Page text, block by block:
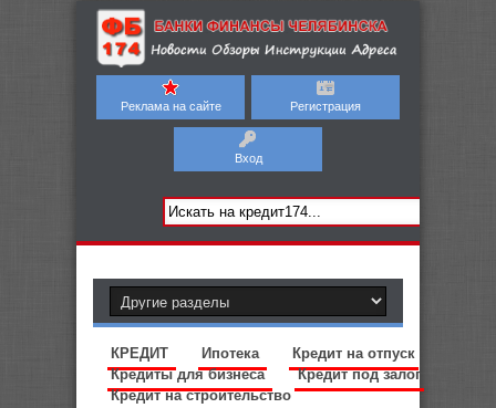
Реклама на сайте Регистрация
Вход
КРЕДИТ Ипотека
Кредит на отпуск
Кредиты для бизнеса
Кредит под залог
Кредит на строительство